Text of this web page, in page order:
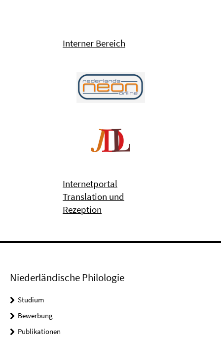
Interner Bereich
Internetportal
Translation und
Rezeption
Niederländische Philologie
Studium
Bewerbung
Publikationen